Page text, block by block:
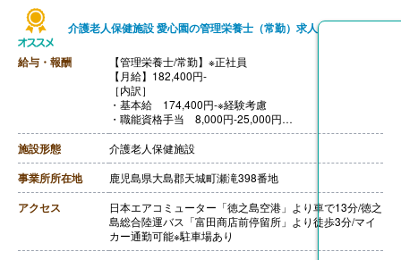
介護老人保健施設 愛心園の管理栄養士（常勤）求人
給与・報酬
【管理栄養士/常勤】※正社員
【月給】182,400円-
［内訳］
・基本給 174,400円-※経験考慮
・職能資格手当 8,000円-25,000円
［その他手当］
・時間外手当
・住宅手当
・家族手当
・引っ越し手当※島外からの引っ越しの場合
【賞与】年2回（計4.00ヶ月分）※前年度実績
【通勤手当】あり（上限16,100円/月）
【昇給】年1回
【退職金】あり※勤続3年以上
施設形態 介護老人保健施設
事業所所在地 鹿児島県大島郡天城町瀬滝398番地
アクセス
日本エアコミューター「徳之島空港」より車で13分/徳之
島総合陸運バス「富田商店前停留所」より徒歩3分/マイ
カー通勤可能※駐車場あり